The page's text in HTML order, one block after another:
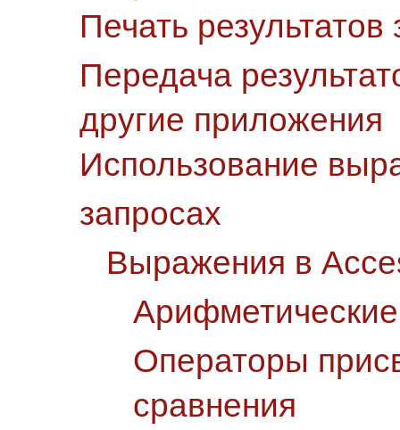
Печать результатов
Передача
другие приложения
Использование
запросах
Выражения в
Операторы
сравнения